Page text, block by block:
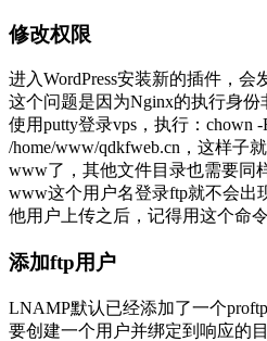
修改权限
进入WordPress安装新的插件，
这个问题是因为Nginx的执行身份
使用putty登录vps，执行：chown
/home/www/qdkfweb.cn，这样子
www了，其他文件目录也需要同
www这个用户名登录ftp就不会出
他用户上传之后，记得用这个命令
添加ftp用户
LNAMP默认已经添加了一个
要创建一个用户并绑定到响应的目